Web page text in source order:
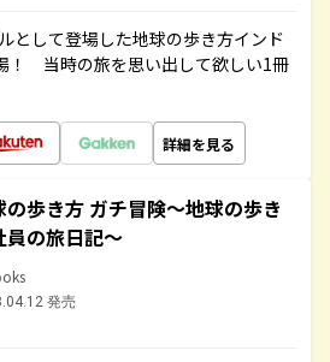
として登場した地球の歩き方インド
！ 当時の旅を思い出して欲しい1冊
詳細を見る
の歩き方 ガチ冒険～地球の歩き
員の旅日記～
発売